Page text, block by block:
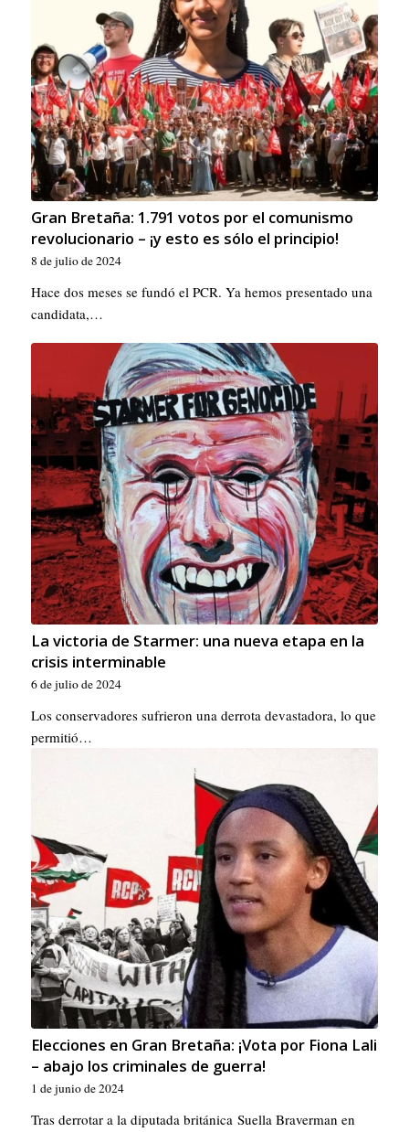
Gran Bretaña: 1.791 votos por el comunismo
revolucionario – ¡y esto es sólo el principio!
8 de julio de 2024
Hace dos meses se fundó el PCR. Ya hemos presentado una
candidata,…
La victoria de Starmer: una nueva etapa en la
crisis interminable
6 de julio de 2024
Los conservadores sufrieron una derrota devastadora, lo que
permitió…
Elecciones en Gran Bretaña: ¡Vota por Fiona Lali
– abajo los criminales de guerra!
1 de junio de 2024
Tras derrotar a la diputada británica Suella Braverman en